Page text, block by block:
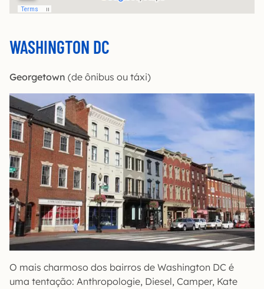
WASHINGTON DC
Georgetown (de ônibus ou táxi)
O mais charmoso dos bairros de Washington DC é
uma tentação: Anthropologie, Diesel, Camper, Kate